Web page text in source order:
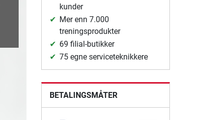
kunder
Mer enn 7.000
treningsprodukter
69 filial-butikker
75 egne serviceteknikkere
BETALINGSMÅTER